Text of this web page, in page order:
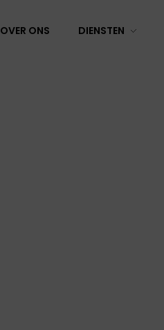
OVER ONS DIENSTEN